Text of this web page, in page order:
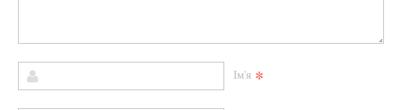
Ім'я *